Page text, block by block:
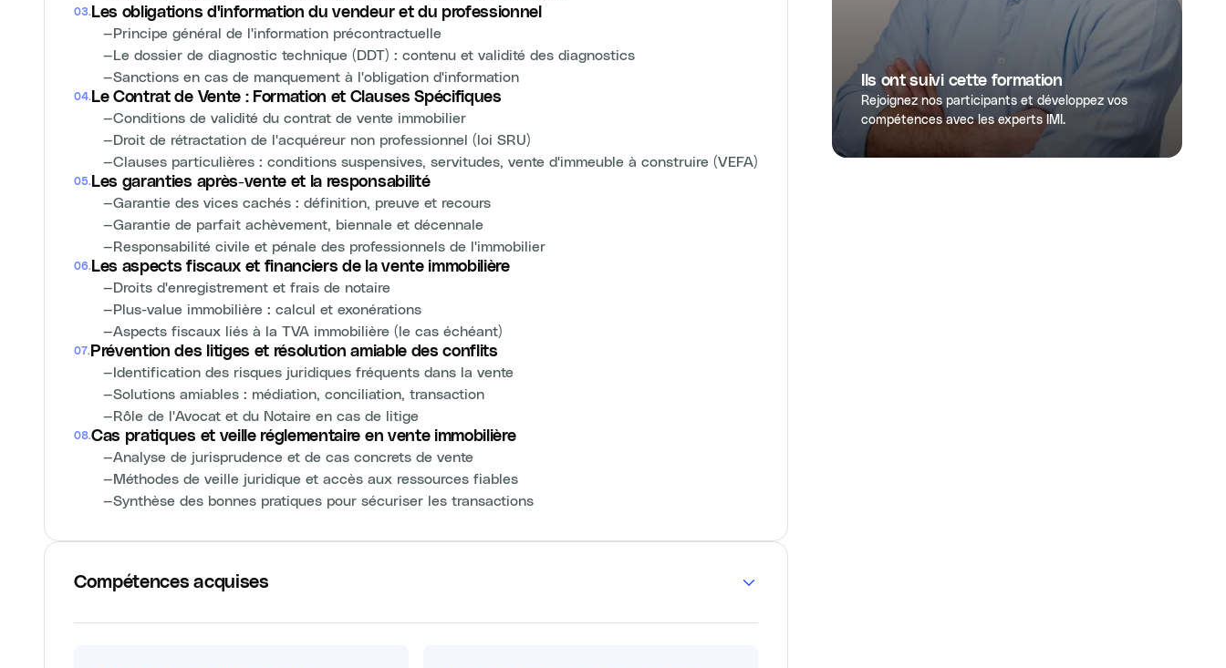
03. Les obligations d'information du vendeur et du professionnel
—Principe général de l'information précontractuelle
—Le dossier de diagnostic technique (DDT) : contenu et validité des diagnostics
—Sanctions en cas de manquement à l'obligation d'information
04. Le Contrat de Vente : Formation et Clauses Spécifiques
—Conditions de validité du contrat de vente immobilier
—Droit de rétractation de l'acquéreur non professionnel (loi SRU)
—Clauses particulières : conditions suspensives, servitudes, vente d'immeuble à construire (VEFA)
05. Les garanties après-vente et la responsabilité
—Garantie des vices cachés : définition, preuve et recours
—Garantie de parfait achèvement, biennale et décennale
—Responsabilité civile et pénale des professionnels de l'immobilier
06. Les aspects fiscaux et financiers de la vente immobilière
—Droits d'enregistrement et frais de notaire
—Plus-value immobilière : calcul et exonérations
—Aspects fiscaux liés à la TVA immobilière (le cas échéant)
07. Prévention des litiges et résolution amiable des conflits
—Identification des risques juridiques fréquents dans la vente
—Solutions amiables : médiation, conciliation, transaction
—Rôle de l'Avocat et du Notaire en cas de litige
08.Cas pratiques et veille réglementaire en vente immobilière
—Analyse de jurisprudence et de cas concrets de vente
—Méthodes de veille juridique et accès aux ressources fiables
—Synthèse des bonnes pratiques pour sécuriser les transactions
Compétences acquises
Ils ont suivi cette formation
Rejoignez nos participants et développez vos
compétences avec les experts IMI.